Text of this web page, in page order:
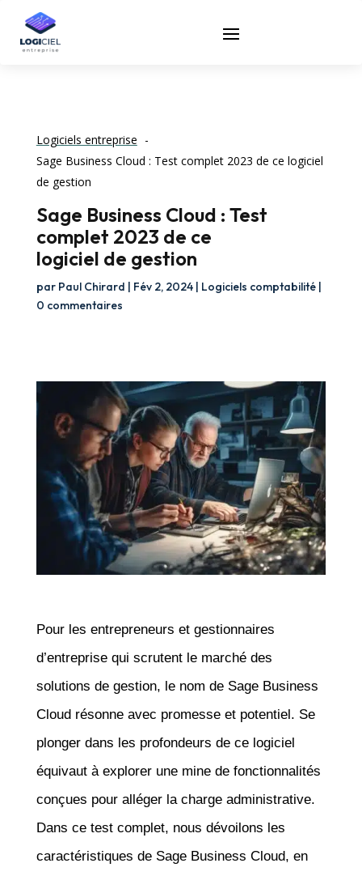
Logiciels entreprise
Sage Business Cloud : Test complet 2023 de ce logiciel
de gestion
Sage Business Cloud : Test
complet 2023 de ce
logiciel de gestion
par Paul Chirard | Fév 2, 2024| Logiciels comptabilité|
0 commentaires
Pour les entrepreneurs et gestionnaires
d’entreprise qui scrutent le marché des
solutions de gestion, le nom de Sage Business
Cloud résonne avec promesse et potentiel. Se
plonger dans les profondeurs de ce logiciel
équivaut à explorer une mine de fonctionnalités
conçues pour alléger la charge administrative.
Dans ce test complet, nous dévoilons les
caractéristiques de Sage Business Cloud, en